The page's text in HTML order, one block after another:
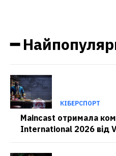
━
КІБЕРСПОРТ
Maincast отримала
International 2026 від